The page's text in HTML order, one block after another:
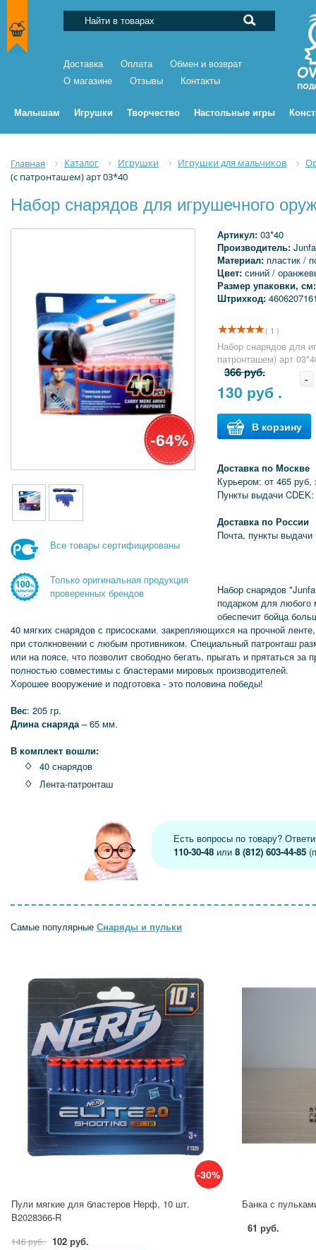
Доставка Оплата
Обмен и возврат
О магазине
Отзывы Контакты
Малышам Игрушки Творчество Настольные игры
Главная Каталог Игрушки Игрушки для мальчиков
(с патронташем) арт 03*40
Набор снарядов для игрушечного
-64%
Все товары сертифицированы
Только оригинальная продукция
проверенных брендов
Артикул: 03*40
Производитель: Junfa
Материал: пластик /
Цвет: синий /
Размер упаковки,
Штрихкод:
( 1 )
Набор снарядов для
патронташем) арт
366 руб.
130 руб .
-
В корзину
Доставка по Москве
Курьером: от 465 руб,
Пункты выдачи
Доставка по России
Почта, пункты выдачи
Набор снарядов
подарком для любого
обеспечит бойца
40 мягких снарядов с присосками, закрепляющихся на прочной
при столкновении с любым противником. Специальный патронташ
или на поясе, что позволит свободно бегать, прыгать и прятаться за
полностью совместимы с бластерами мировых производителей.
Хорошее вооружение и подготовка - это половина победы!
Вес: 205 гр.
Длина снаряда– 65 мм.
В комплект вошли:
40 снарядов
Лента-патронташ
Есть вопросы по товару?
110-30-48 или8 (812) 603-44-85
Самые популярные Снаряды и пульки
-30%
Пули мягкие для бластеров Нерф, 10 шт.
B2028366-R
146 руб. 102 руб.
Банка с
61 руб.